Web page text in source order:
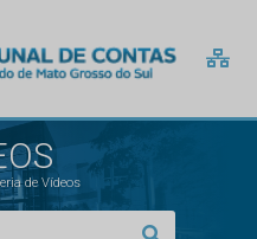
de Vídeos